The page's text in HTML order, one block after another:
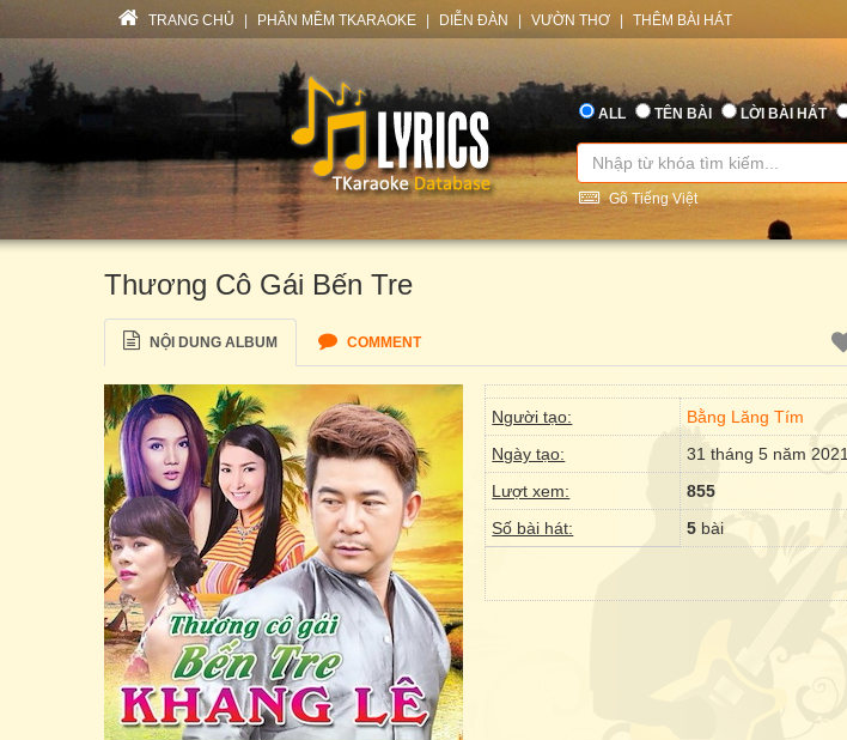
TRANG CHỦ PHẦN MỀM TKARAOKE DIỄN ĐÀN VƯỜN THƠ THÊM BÀI HÁT
ALL TÊN BÀI LỜI BÀI HÁT
Gõ Tiếng Việt
Thương Cô Gái Bến Tre
NỘI DUNG ALBUM COMMENT
Người tạo:
Bằng Lăng Tím
Ngày tạo:
31 tháng 5 năm 2021
Lượt xem:
855
Số bài hát:
5 bài